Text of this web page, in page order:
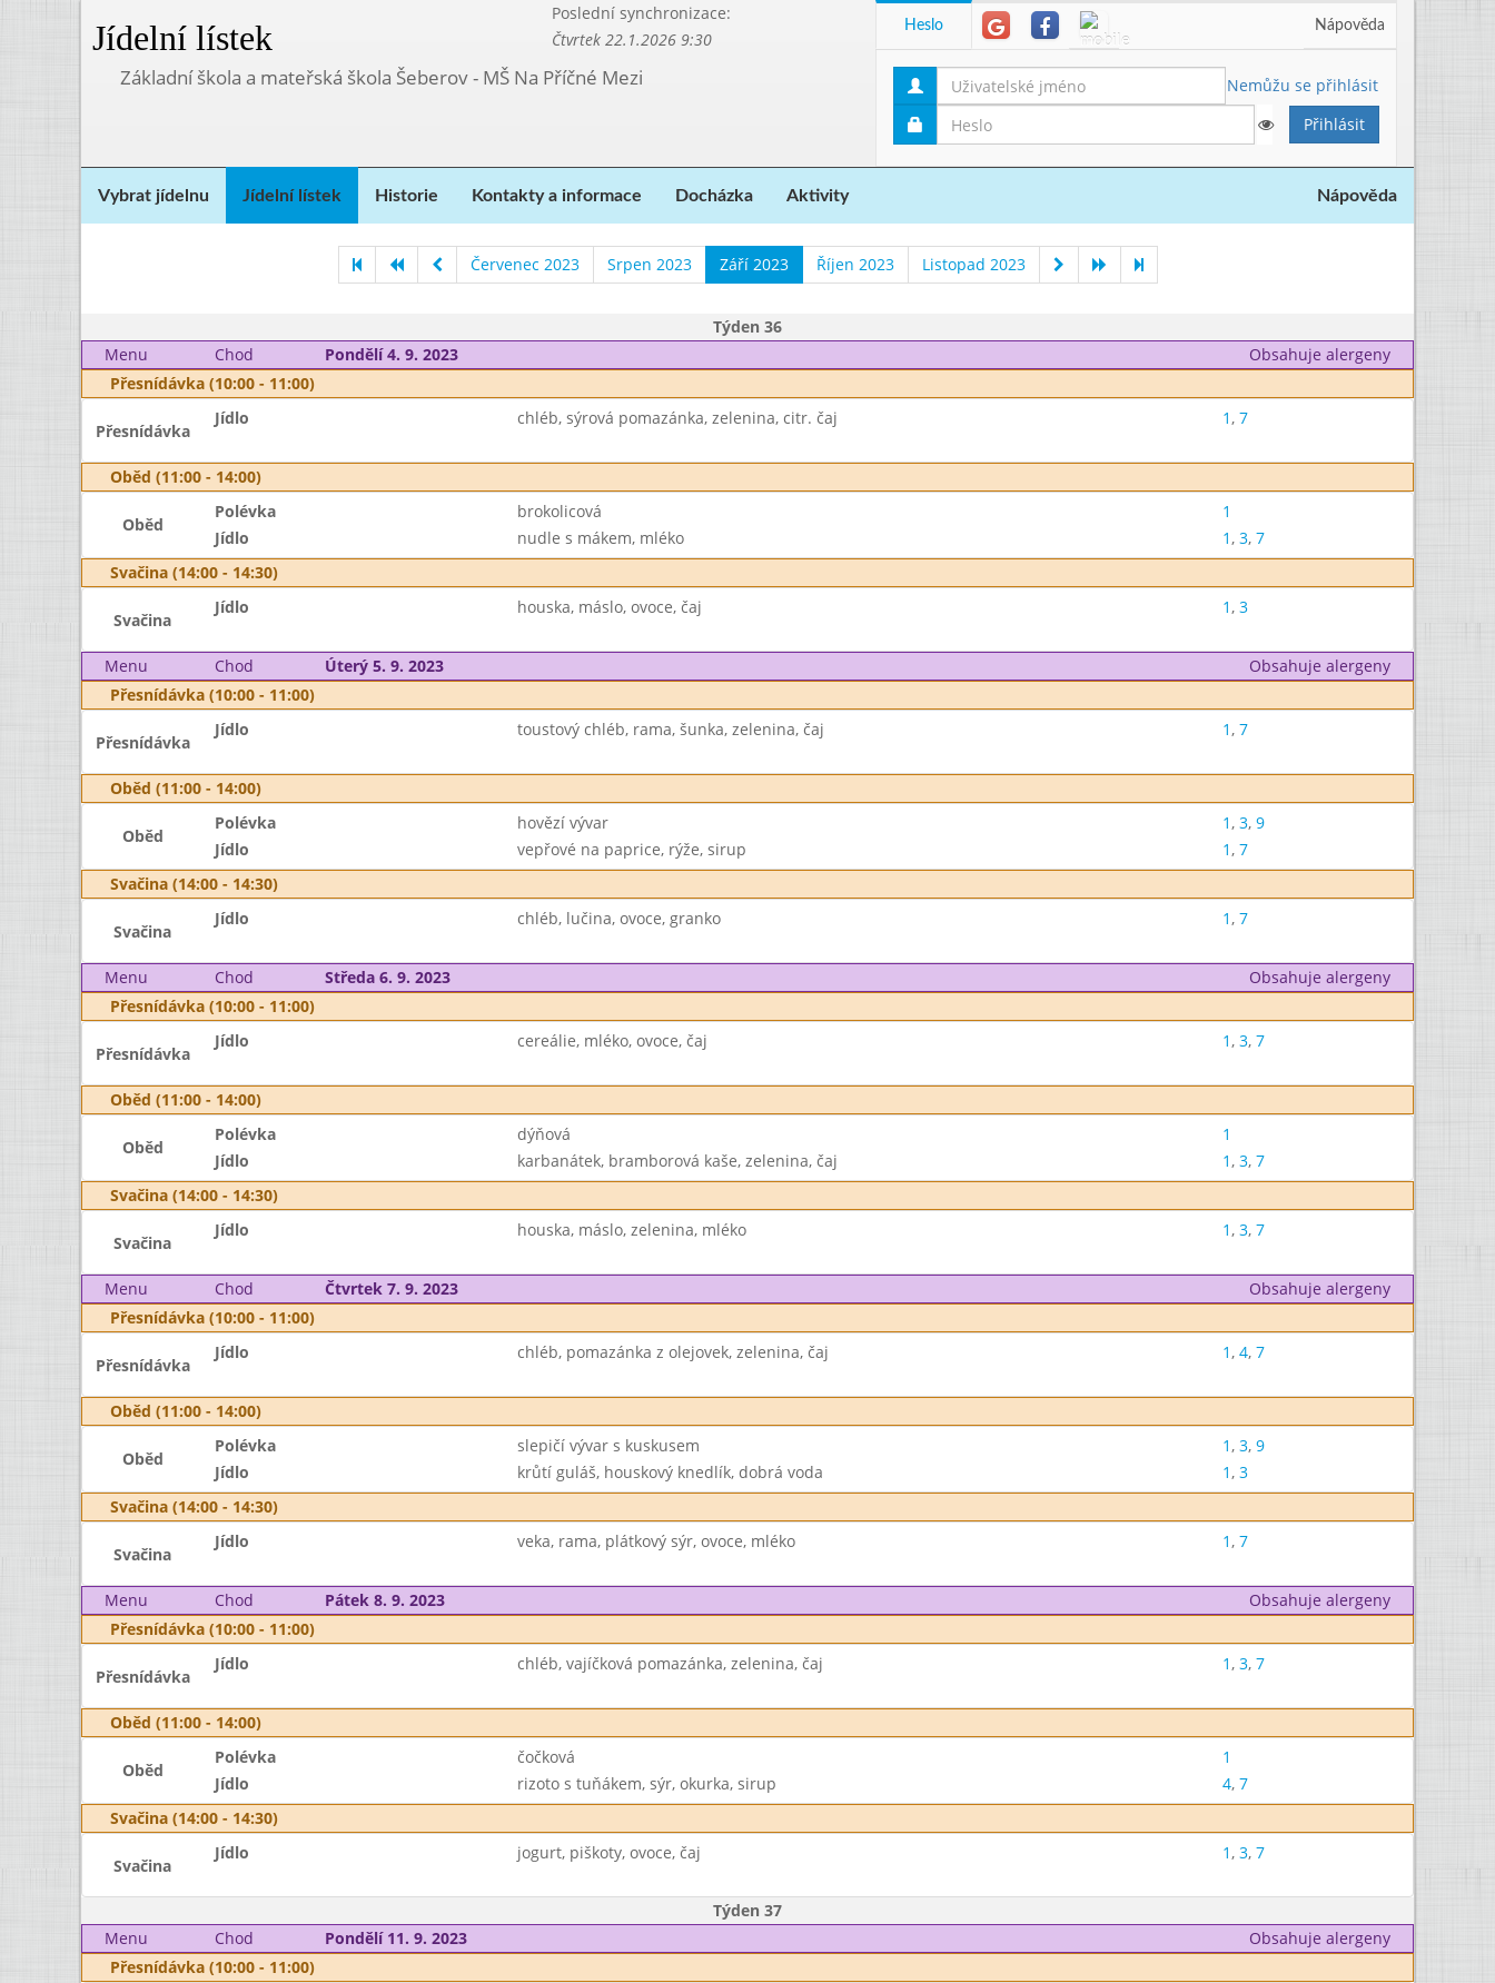
Jídelní lístek
Poslední synchronizace:
Čtvrtek 22.1.2026 9:30
Základní škola a mateřská škola Šeberov - MŠ Na Příčné Mezi
Heslo Nápověda
Nemůžu se přihlásit
Vybrat jídelnu Jídelní lístek Historie Kontakty a informace Docházka Aktivity Nápověda
Červenec 2023 Srpen 2023 Září 2023 Říjen 2023 Listopad 2023
Týden 36
Menu
Chod Pondělí 4. 9. 2023
Obsahuje alergeny
Přesnídávka (10:00 - 11:00)
Přesnídávka
Jídlo chléb, sýrová pomazánka, zelenina, citr. čaj 1, 7
Oběd (11:00 - 14:00)
Oběd
Polévka brokolicová
1
Jídlo
nudle s mákem, mléko 1, 3, 7
Svačina (14:00 - 14:30)
Svačina
Jídlo houska, máslo, ovoce, čaj 1, 3
Menu Chod Úterý 5. 9. 2023
Obsahuje alergeny
Přesnídávka (10:00 - 11:00)
Přesnídávka
Jídlo toustový chléb, rama, šunka, zelenina, čaj 1, 7
Oběd (11:00 - 14:00)
Oběd
Polévka hovězí vývar 1, 3, 9
Jídlo
vepřové na paprice, rýže, sirup 1, 7
Svačina (14:00 - 14:30)
Svačina
Jídlo chléb, lučina, ovoce, granko 1, 7
Menu Chod Středa 6. 9. 2023
Obsahuje alergeny
Přesnídávka (10:00 - 11:00)
Přesnídávka
Jídlo cereálie, mléko, ovoce, čaj 1, 3, 7
Oběd (11:00 - 14:00)
Oběd
Polévka dýňová
1
Jídlo
karbanátek, bramborová kaše, zelenina, čaj 1, 3, 7
Svačina (14:00 - 14:30)
Svačina
Jídlo houska, máslo, zelenina, mléko 1, 3, 7
Menu Chod Čtvrtek 7. 9. 2023
Obsahuje alergeny
Přesnídávka (10:00 - 11:00)
Přesnídávka
Jídlo chléb, pomazánka z olejovek, zelenina, čaj 1, 4, 7
Oběd (11:00 - 14:00)
Oběd
Polévka slepičí vývar s kuskusem 1, 3, 9
Jídlo
krůtí guláš, houskový knedlík, dobrá voda 1, 3
Svačina (14:00 - 14:30)
Svačina
Jídlo veka, rama, plátkový sýr, ovoce, mléko 1, 7
Menu Chod Pátek 8. 9. 2023
Obsahuje alergeny
Přesnídávka (10:00 - 11:00)
Přesnídávka
Jídlo chléb, vajíčková pomazánka, zelenina, čaj 1, 3, 7
Oběd (11:00 - 14:00)
Oběd
Polévka čočková
1
Jídlo
rizoto s tuňákem, sýr, okurka, sirup 4, 7
Svačina (14:00 - 14:30)
Svačina
Jídlo jogurt, piškoty, ovoce, čaj 1, 3, 7
Týden 37
Menu
Chod Pondělí 11. 9. 2023
Obsahuje alergeny
Přesnídávka (10:00 - 11:00)